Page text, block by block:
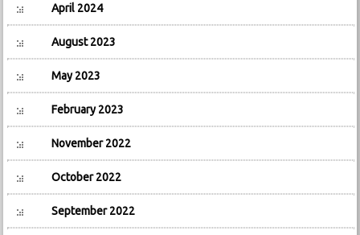
April 2024
August 2023
May 2023
February 2023
November 2022
October 2022
September 2022